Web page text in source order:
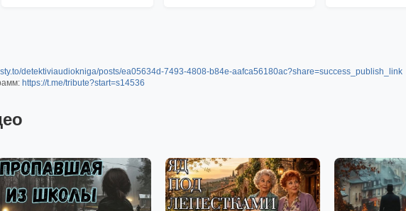
detektiviaudiokniga/posts/ea05634d-7493-4808-b84e-aafca56180ac?share=success_publish_link
https://t.me/tribute?start=s14536